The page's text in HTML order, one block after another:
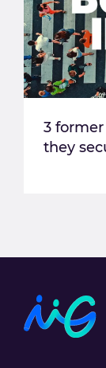
3
they